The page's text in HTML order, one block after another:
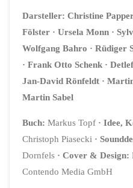
Darsteller:Christine
Fölster · Ursela Monn ·
Wolfgang Bahro · Rüdiger
· Frank Otto Schenk ·
Jan-David Rönfeldt ·
Martin Sabel
Buch:Markus Topf ·Idee,
Christoph Piasecki ·
Dornfels ·Cover & Design:
Contendo Media GmbH